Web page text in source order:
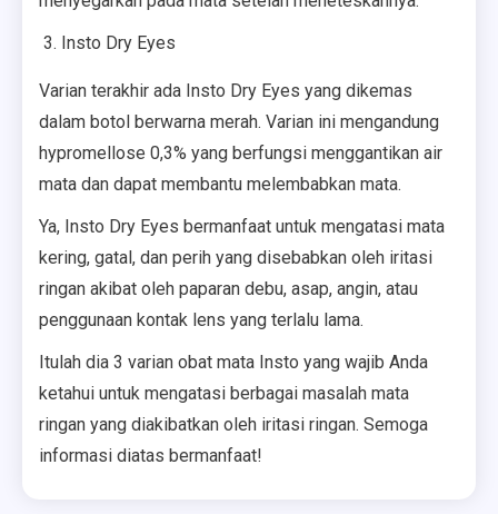
Insto Dry Eyes
Varian terakhir ada Insto Dry Eyes yang dikemas
dalam botol berwarna merah. Varian ini mengandung
hypromellose 0,3% yang berfungsi menggantikan air
mata dan dapat membantu melembabkan mata.
Ya, Insto Dry Eyes bermanfaat untuk mengatasi mata
kering, gatal, dan perih yang disebabkan oleh iritasi
ringan akibat oleh paparan debu, asap, angin, atau
penggunaan kontak lens yang terlalu lama.
Itulah dia 3 varian obat mata Insto yang wajib Anda
ketahui untuk mengatasi berbagai masalah mata
ringan yang diakibatkan oleh iritasi ringan. Semoga
informasi diatas bermanfaat!